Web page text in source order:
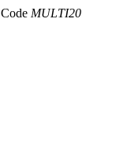
MULTI20